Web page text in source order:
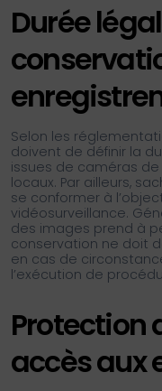
Durée
Selon les
doivent de définir la
issues de caméras
locaux. Par ailleurs,
se conformer à
vidéosurveillance.
des images prend à
conservation ne doit
en cas de
l’exécution de
Protection
accès aux